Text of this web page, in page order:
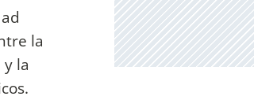
la
la